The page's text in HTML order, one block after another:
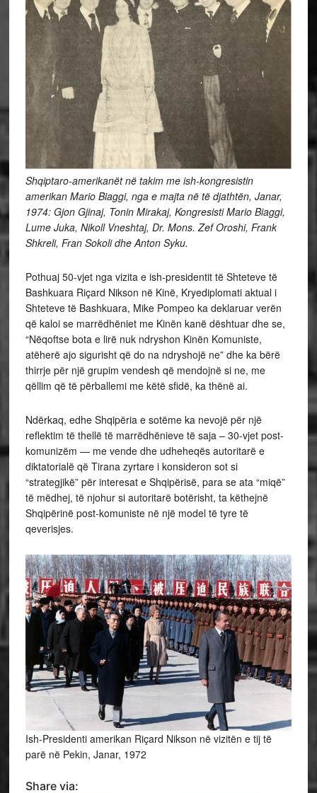
Shqiptaro-amerikanët në takim me ish-kongresistin
amerikan Mario Biaggi, nga e majta në të djathtën, Janar,
1974: Gjon Gjinaj, Tonin Mirakaj, Kongresisti Mario Biaggi,
Lume Juka, Nikoll Vneshtaj, Dr. Mons. Zef Oroshi, Frank
Shkreli, Fran Sokoli dhe Anton Syku.
Pothuaj 50-vjet nga vizita e ish-presidentit të Shteteve të
Bashkuara Riçard Nikson në Kinë, Kryediplomati aktual i
Shteteve të Bashkuara, Mike Pompeo ka deklaruar verën
që kaloi se marrëdhëniet me Kinën kanë dështuar dhe se,
“Nëqoftse bota e lirë nuk ndryshon Kinën Komuniste,
atëherë ajo sigurisht që do na ndryshojë ne” dhe ka bërë
thirrje për një grupim vendesh që mendojnë si ne, me
qëllim që të përballemi me këtë sfidë, ka thënë ai.
Ndërkaq, edhe Shqipëria e sotëme ka nevojë për një
reflektim të thellë të marrëdhënieve të saja – 30-vjet post-
komunizëm — me vende dhe udheheqës autoritarë e
diktatorialë që Tirana zyrtare i konsideron sot si
“strategjikë” për interesat e Shqipërisë, para se ata “miqë”
të mëdhej, të njohur si autoritarë botërisht, ta këthejnë
Shqipërinë post-komuniste në një model të tyre të
qeverisjes.
Ish-Presidenti amerikan Riçard Nikson në vizitën e tij të
parë në Pekin, Janar, 1972
Share via: